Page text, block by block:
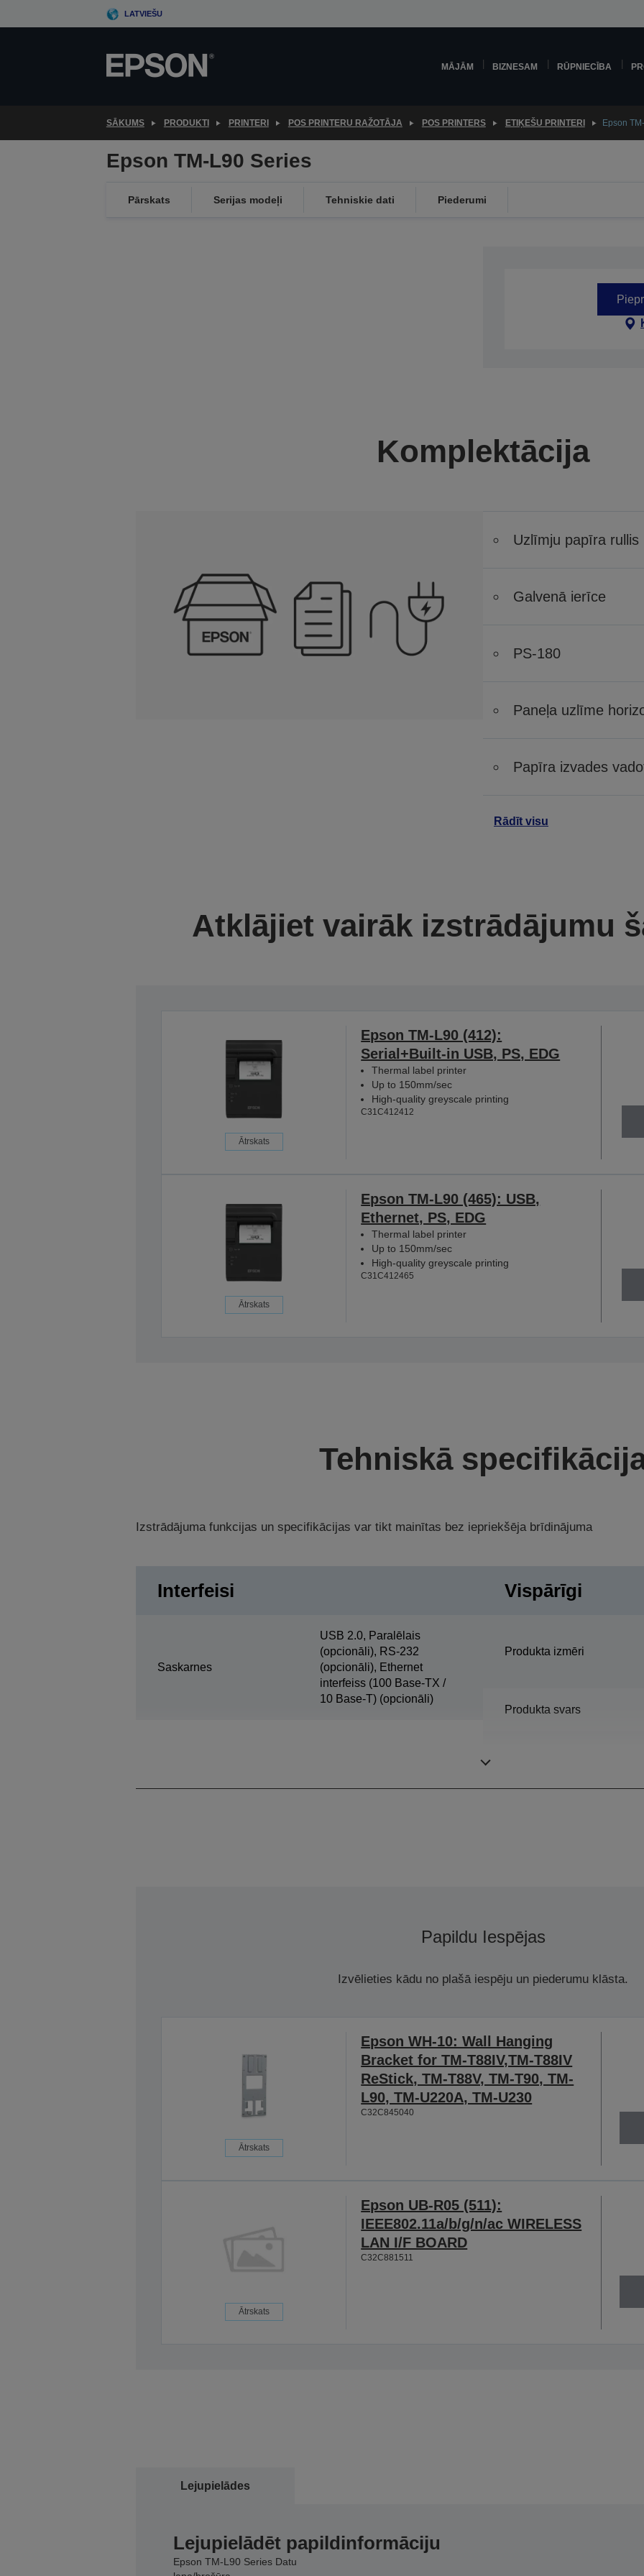
to
LATVIEŠU
MĀJĀM BIZNESAM RŪPNIECĪBA
SĀKUMS PRODUKTI PRINTERI POS PRINTERU RAŽOTĀJA POS PRINTERS ETIĶEŠU PRINTERI Epson
Epson TM-L90 Series
Pārskats Serijas modeļi Tehniskie dati Piederumi
Komplektācija
Uzlīmju papīra rullis
Galvenā ierīce
PS-180
Paneļa uzlīme
Papīra izvades
Rādīt visu
Atklājiet vairāk izstrādājumu
Ātrskats
Epson TM-L90 (412):
Serial+Built-in USB, PS, EDG
Thermal label printer
Up to 150mm/sec
High-quality greyscale printing
C31C412412
Ātrskats
Epson TM-L90 (465): USB,
Ethernet, PS, EDG
Thermal label printer
Up to 150mm/sec
High-quality greyscale printing
C31C412465
Tehniskā
Izstrādājuma funkcijas un specifikācijas var tikt mainītas bez iepriekšēja brīdinājuma
Interfeisi
Saskarnes
USB 2.0, Paralēlais
(opcionāli), RS-232
(opcionāli), Ethernet
interfeiss (100 Base-TX /
10 Base-T) (opcionāli)
Vispārīgi
Produkta izmēri
Produkta svars
Papildu Iespējas
Izvēlieties kādu no plašā iespēju un piederumu klāsta.
Ātrskats
Epson WH-10: Wall Hanging
Bracket for TM-T88IV,TM-T88IV
ReStick, TM-T88V, TM-T90, TM-
L90, TM-U220A, TM-U230
C32C845040
Ātrskats
Epson UB-R05 (511):
IEEE802.11a/b/g/n/ac WIRELESS
LAN I/F BOARD
C32C881511
Lejupielādes
Lejupielādēt papildinformāciju
Epson TM-L90 Series Datu